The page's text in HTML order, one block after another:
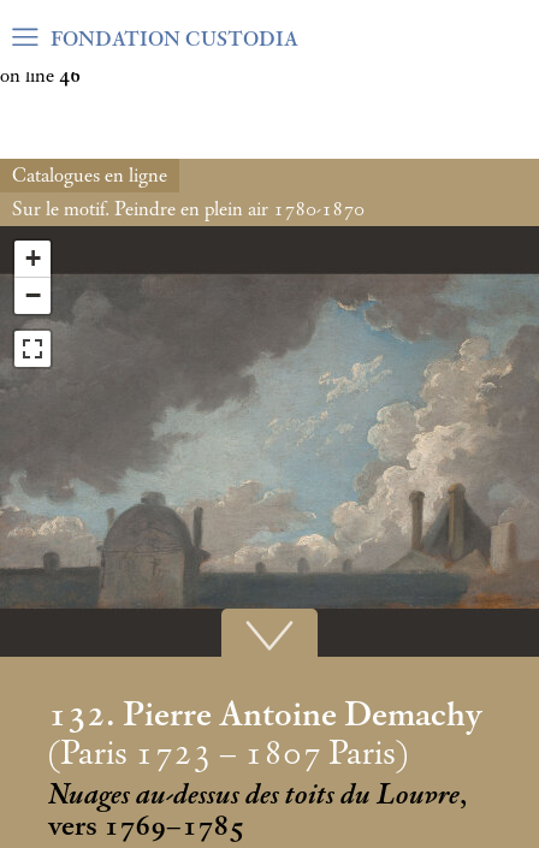
Warning: Undefined array key "var_mode" in
on line 46
FONDATION CUSTODIA
Catalogues en ligne
Sur le motif. Peindre en plein air 1780-1870
+
−
132. Pierre Antoine Demachy
(Paris 1723 – 1807 Paris)
Nuages au-dessus des toits du Louvre,
vers 1769–1785